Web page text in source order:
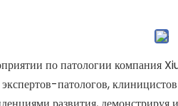
по патологии компания
патологов,